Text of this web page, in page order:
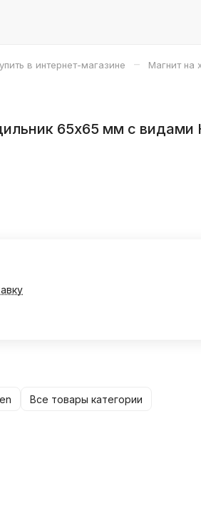
в интернет-магазине –
Магнит на
65х65 мм с видами
Все товары категории